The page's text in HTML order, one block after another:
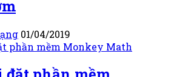
01/04/2019